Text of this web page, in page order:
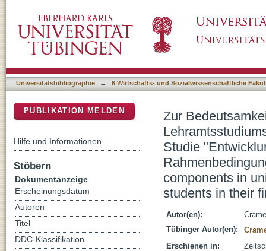
Erstsemestern : erste Ergebnisse der
institutioneller Rahmenbedingungen"
university courses for prospective teachers
Universitätsbibliographie → 6 Wirtschafts- und Sozialwissenschaftliche
Zur
Studie
components in
students in their
Autor(en):
Tübinger Autor(en):
Erschienen in:
PUBLIKATION MELDEN
Hilfe und Informationen
Stöbern
Dokumentanzeige
Erscheinungsdatum
Autoren
Titel
DDC-Klassifikation